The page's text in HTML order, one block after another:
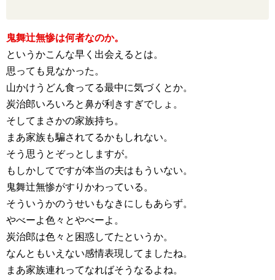
鬼舞辻無惨は何者なのか。
というかこんな早く出会えるとは。
思っても見なかった。
山かけうどん食ってる最中に気づくとか。
炭治郎いろいろと鼻が利きすぎでしょ。
そしてまさかの家族持ち。
まあ家族も騙されてるかもしれない。
そう思うとぞっとしますが。
もしかしてですが本当の夫はもういない。
鬼舞辻無惨がすりかわっている。
そういうかのうせいもなきにしもあらず。
やべーよ色々とやべーよ。
炭治郎は色々と困惑してたというか。
なんともいえない感情表現してましたね。
まあ家族連れってなればそうなるよね。